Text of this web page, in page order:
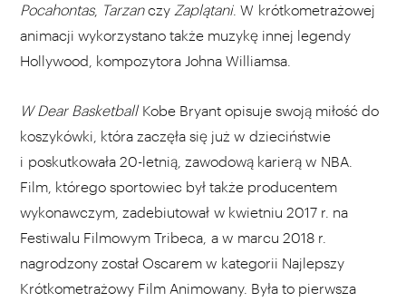
Pocahontas, Tarzanczy Zaplątani. W krótkometrażowej
animacji wykorzystano także muzykę innej legendy
Hollywood, kompozytora Johna Williamsa.
W Dear Basketball Kobe Bryant opisuje swoją miłość do
koszykówki, która zaczęła się już w dzieciństwie
i poskutkowała 20-letnią, zawodową karierą w NBA.
Film, którego sportowiec był także producentem
wykonawczym, zadebiutował w kwietniu 2017 r. na
Festiwalu Filmowym Tribeca, a w marcu 2018 r.
nagrodzony został Oscarem w kategorii Najlepszy
Krótkometrażowy Film Animowany. Była to pierwsza